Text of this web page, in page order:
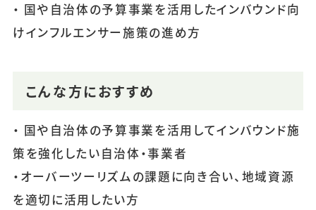
・ 国や自治体の予算事業を活用したインバウンド向
けインフルエンサー施策の進め方
こんな方におすすめ
・ 国や自治体の予算事業を活用してインバウンド施
策を強化したい自治体・事業者
・オーバーツーリズムの課題に向き合い、地域資源
を適切に活用したい方